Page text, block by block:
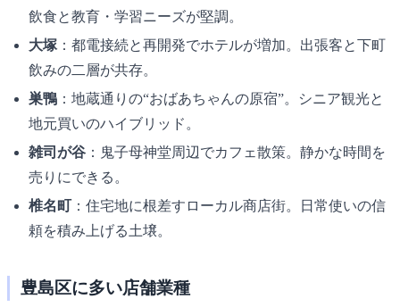
飲食と教育・学習ニーズが堅調。
大塚 ：都電接続と再開発でホテルが増加。出張客と下町
飲みの二層が共存。
巣鴨 ：地蔵通りの“おばあちゃんの原宿”。シニア観光と
地元買いのハイブリッド。
雑司が谷 ：鬼子母神堂周辺でカフェ散策。静かな時間を
売りにできる。
椎名町 ：住宅地に根差すローカル商店街。日常使いの信
頼を積み上げる土壌。
豊島区に多い店舗業種